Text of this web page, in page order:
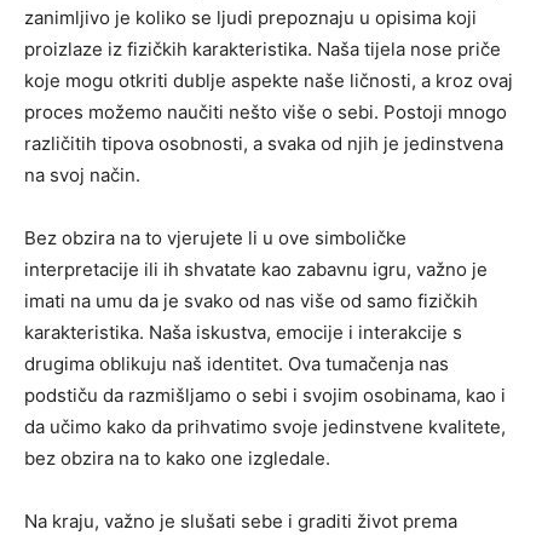
zanimljivo je koliko se ljudi prepoznaju u opisima koji
proizlaze iz fizičkih karakteristika. Naša tijela nose priče
koje mogu otkriti dublje aspekte naše ličnosti, a kroz ovaj
proces možemo naučiti nešto više o sebi. Postoji mnogo
različitih tipova osobnosti, a svaka od njih je jedinstvena
na svoj način.
Bez obzira na to vjerujete li u ove simboličke
interpretacije ili ih shvatate kao zabavnu igru, važno je
imati na umu da je svako od nas više od samo fizičkih
karakteristika. Naša iskustva, emocije i interakcije s
drugima oblikuju naš identitet. Ova tumačenja nas
podstiču da razmišljamo o sebi i svojim osobinama, kao i
da učimo kako da prihvatimo svoje jedinstvene kvalitete,
bez obzira na to kako one izgledale.
Na kraju, važno je slušati sebe i graditi život prema